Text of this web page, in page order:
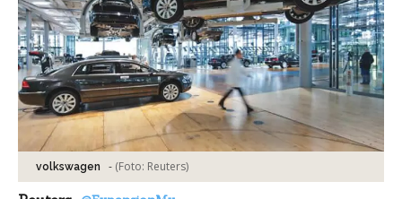
volkswagen - (Foto: Reuters)